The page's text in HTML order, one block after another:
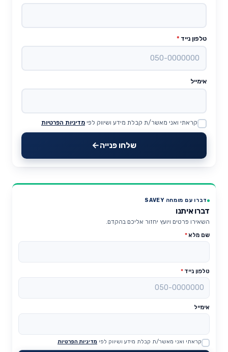
טלפון נייד *
אימייל
Website
קראתי ואני מאשר/ת קבלת מידע ושיווק לפי מדיניות הפרטיות
שלחו פנייה
דברו עם מומחה SAVEY
דברו איתנו
השאירו פרטים ויועץ יחזור אליכם בהקדם.
שם מלא*
טלפון נייד *
אימייל
Website
קראתי ואני מאשר/ת קבלת מידע ושיווק לפי מדיניות הפרטיות